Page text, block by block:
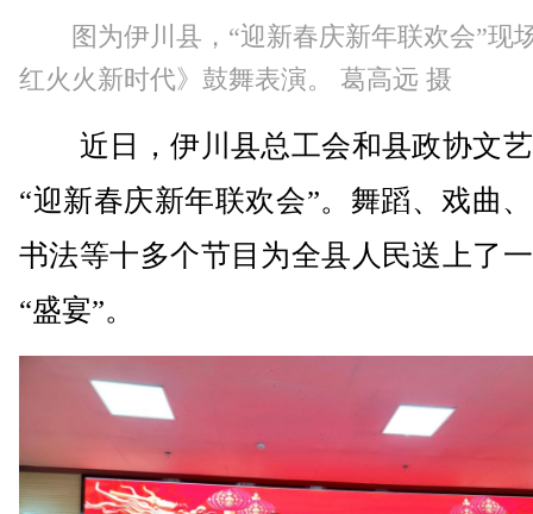
图为伊川县，“迎新春庆新年联欢会”现
红火火新时代》鼓舞表演。 葛高远 摄
近日，伊川县总工会和县政协文
“迎新春庆新年联欢会”。舞蹈、戏曲
书法等十多个节目为全县人民送上了
“盛宴”。